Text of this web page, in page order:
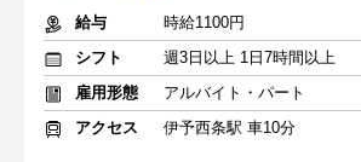
給与
時給1100円
シフト
週3日以上 1日7時間以上
雇用形態
アルバイト・パート
アクセス
伊予西条駅 車10分